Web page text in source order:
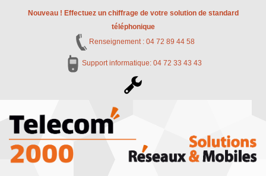
Nouveau ! Effectuez un chiffrage de votre solution de standard
téléphonique
Renseignement : 04 72 89 44 58
Support informatique: 04 72 33 43 43